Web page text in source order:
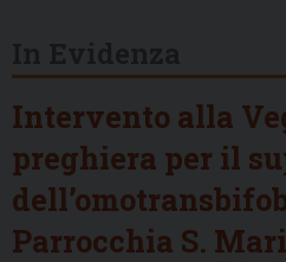
Intervento alla
preghiera per il
Parrocchia S.